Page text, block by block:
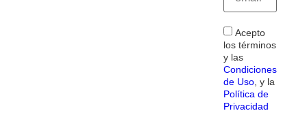
Acepto
los términos
y las
Condiciones
de Uso , y la
Política de
Privacidad